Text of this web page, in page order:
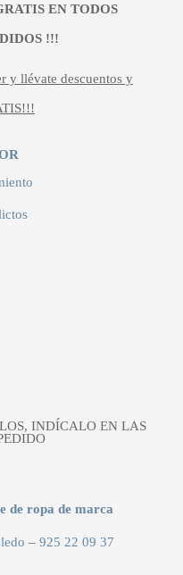
EN TODOS
!!!
y llévate descuentos y
INDÍCALO EN LAS
de ropa de marca
–925 22 09 37